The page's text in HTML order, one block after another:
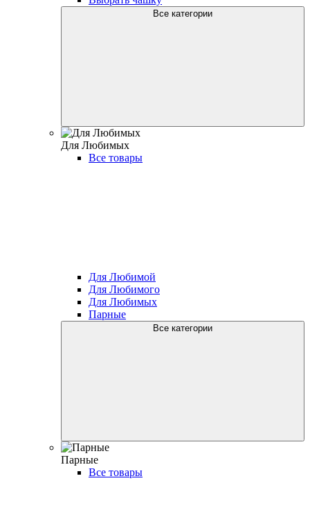
Все категории
Для Любимых
Все товары
Для Любимой
Для Любимого
Для Любимых
Парные
Все категории
Парные
Все товары